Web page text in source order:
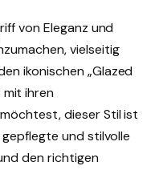
von Eleganz und
vielseitig
ikonischen „Glazed
ihren
dieser Stil ist
und stilvolle
den richtigen